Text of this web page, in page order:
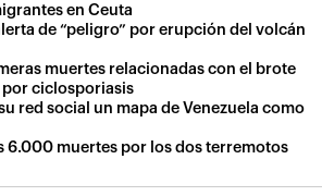
en Ceuta
de “peligro” por erupción del volcán
muertes relacionadas con el brote
ciclosporiasis
red social un mapa de Venezuela como
6.000 muertes por los dos terremotos